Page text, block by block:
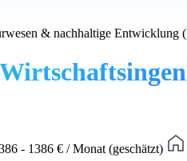
& nachhaltige
- 1386 € / Monat (geschätzt)